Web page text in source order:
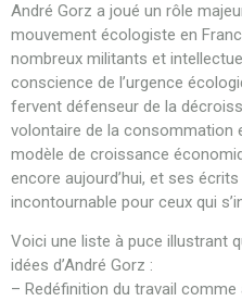
André Gorz a joué un rôle
mouvement écologiste en
nombreux militants et
conscience de l’urgence
fervent défenseur de la
volontaire de la consommation
modèle de croissance
encore aujourd’hui, et ses
incontournable pour ceux qui
Voici une liste à puce illustrant
idées d’André Gorz :
– Redéfinition du travail